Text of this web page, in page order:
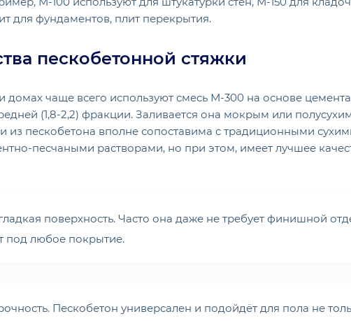
для фундаментов, плит перекрытия.
пескобетонной стяжки
домах чаще всего используют смесь М-300 на основе
(1,8-2,2) фракции. Заливается она мокрым или
из пескобетона вполне сопоставима с традиционными
песчаными растворами, но при этом, имеет лучшее
поверхность. Часто она даже не требует финишной
под любое покрытие.
Пескобетон универсален и подойдёт для пола не